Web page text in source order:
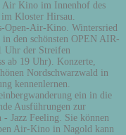
Air Kino im Innenhof des
Kloster Hirsau.
Open-Air-Kino. Wintersried
den schönsten OPEN AIR-
Uhr der Streifen
ab 19 Uhr). Konzerte,
Nordschwarzwald in
kennenlernen.
ein in die
Ausführungen zur
Jazz Feeling. Sie können
Air-Kino in Nagold kann